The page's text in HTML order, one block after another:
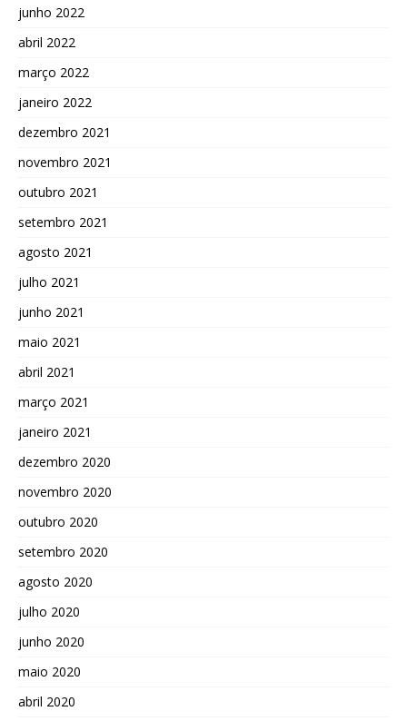
junho 2022
abril 2022
março 2022
janeiro 2022
dezembro 2021
novembro 2021
outubro 2021
setembro 2021
agosto 2021
julho 2021
junho 2021
maio 2021
abril 2021
março 2021
janeiro 2021
dezembro 2020
novembro 2020
outubro 2020
setembro 2020
agosto 2020
julho 2020
junho 2020
maio 2020
abril 2020